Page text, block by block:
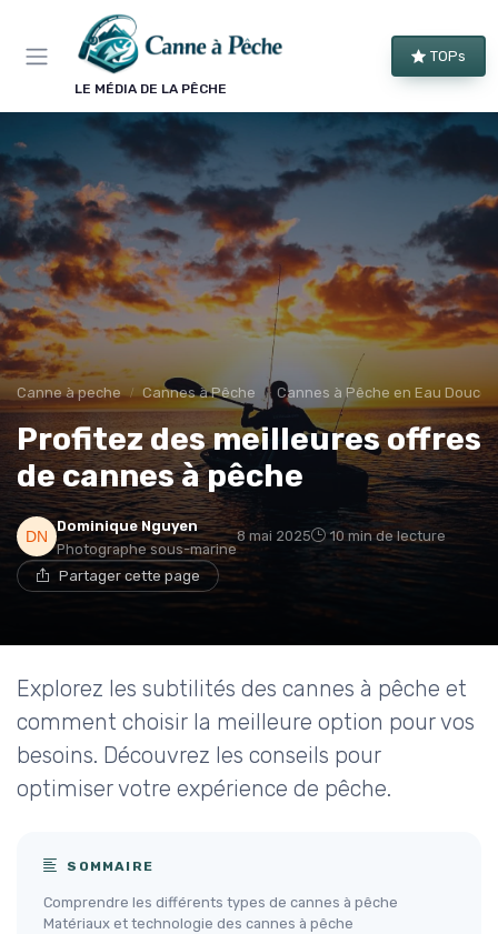
LE MÉDIA DE LA PÊCHE
TOPs
Canne à peche Cannes à Pêche Cannes à Pêche en Eau Douce
Profitez des meilleures offres
de cannes à pêche
Dominique Nguyen
Photographe sous-marine
8 mai 2025 10 min de lecture
Partager cette page
Explorez les subtilités des cannes à pêche et
comment choisir la meilleure option pour vos
besoins. Découvrez les conseils pour
optimiser votre expérience de pêche.
SOMMAIRE
Comprendre les différents types de cannes à pêche
Matériaux et technologie des cannes à pêche
Panneau de gestion des cookies